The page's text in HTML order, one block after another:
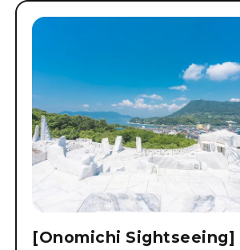
[Onomichi Sightseeing]